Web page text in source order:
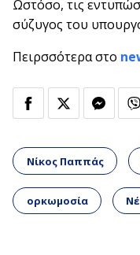
Ωστόσο, τις
σύζυγος του
Πειρσσότερα στο
Νίκος Παππάς
ορκωμοσία